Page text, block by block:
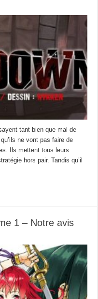
tant bien que mal de
ne vont pas faire de
Ils mettent tous leurs
hors pair. Tandis qu’il
1 – Notre avis